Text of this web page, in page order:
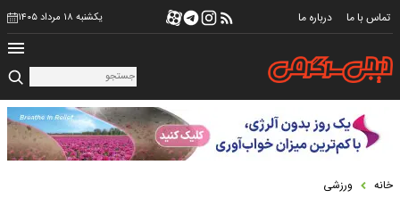
تماس با ما درباره ما یکشنبه ۱۸ مرداد ۱۴۰۵
خانه ورزشی